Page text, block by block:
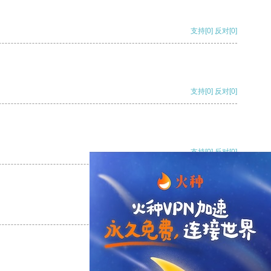
支持[0] 反对[0]
支持[0] 反对[0]
支持[0] 反对[0]
支持[0] 反对